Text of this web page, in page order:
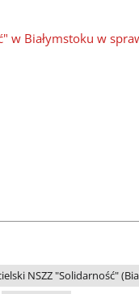
w Białymstoku w
NSZZ "Solidarność"